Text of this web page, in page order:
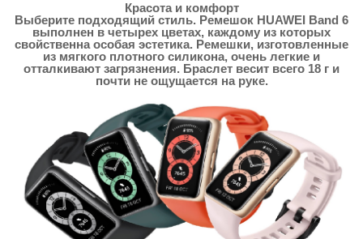
Красота и комфорт
Выберите подходящий стиль. Ремешок HUAWEI Band 6
выполнен в четырех цветах, каждому из которых
свойственна особая эстетика. Ремешки, изготовленные
из мягкого плотного силикона, очень легкие и
отталкивают загрязнения. Браслет весит всего 18 г и
почти не ощущается на руке.